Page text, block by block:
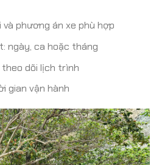
phương án xe phù hợp
ngày, ca hoặc tháng
theo dõi lịch trình
gian vận hành